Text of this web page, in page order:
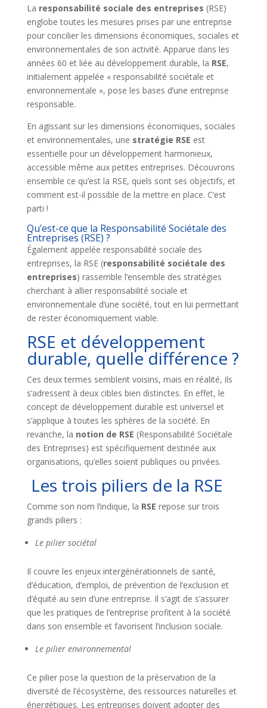
La responsabilité sociale des entreprises (RSE)
englobe toutes les mesures prises par une entreprise
pour concilier les dimensions économiques, sociales et
environnementales de son activité. Apparue dans les
années 60 et liée au développement durable, la RSE,
initialement appelée « responsabilité sociétale et
environnementale », pose les bases d’une entreprise
responsable.
En agissant sur les dimensions économiques, sociales
et environnementales, une stratégie RSE est
essentielle pour un développement harmonieux,
accessible même aux petites entreprises. Découvrons
ensemble ce qu’est la RSE, quels sont ses objectifs, et
comment est-il possible de la mettre en place. C’est
parti !
Qu’est-ce que la Responsabilité Sociétale des
Entreprises (RSE) ?
Également appelée responsabilité sociale des
entreprises, la RSE (responsabilité sociétale des
entreprises) rassemble l’ensemble des stratégies
cherchant à allier responsabilité sociale et
environnementale d’une société, tout en lui permettant
de rester économiquement viable.
RSE et développement
durable, quelle différence ?
Ces deux termes semblent voisins, mais en réalité, ils
s’adressent à deux cibles bien distinctes. En effet, le
concept de développement durable est universel et
s’applique à toutes les sphères de la société. En
revanche, la notion de RSE (Responsabilité Sociétale
des Entreprises) est spécifiquement destinée aux
organisations, qu’elles soient publiques ou privées.
Les trois piliers de la RSE
Comme son nom l’indique, la RSE repose sur trois
grands piliers :
Le pilier sociétal
Il couvre les enjeux intergénérationnels de santé,
d’éducation, d’emploi, de prévention de l’exclusion et
d’équité au sein d’une entreprise. Il s’agit de s’assurer
que les pratiques de l’entreprise profitent à la société
dans son ensemble et favorisent l’inclusion sociale.
Le pilier environnemental
Ce pilier pose la question de la préservation de la
diversité de l’écosystème, des ressources naturelles et
énergétiques. Les entreprises doivent adopter des